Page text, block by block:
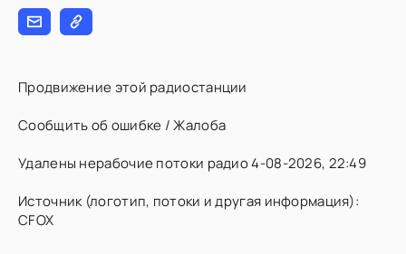
Продвижение этой радиостанции
Сообщить об ошибке / Жалоба
Удалены нерабочие потоки радио 4-08-2026, 22:49
Источник (логотип, потоки и другая информация):
CFOX